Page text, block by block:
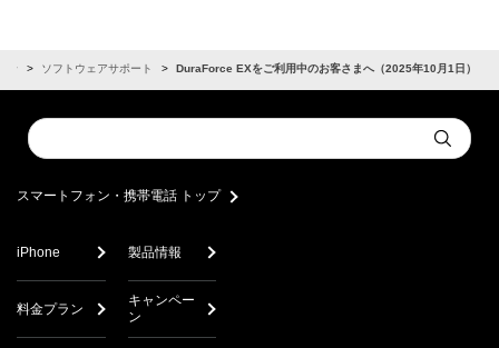
せ ソフトウェアサポート DuraForce EXをご利用中のお客さまへ（2025年10月1日）
Conduct
a
Submit
スマートフォン・携帯電話 トップ
iPhone 製品情報
料金プラン
キャンペー
ン